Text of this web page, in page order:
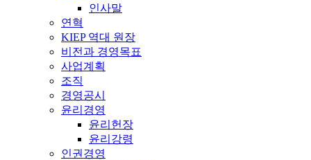
인사말
연혁
KIEP 역대 원장
비전과 경영목표
사업계획
조직
경영공시
윤리경영
윤리헌장
윤리강령
인권경영